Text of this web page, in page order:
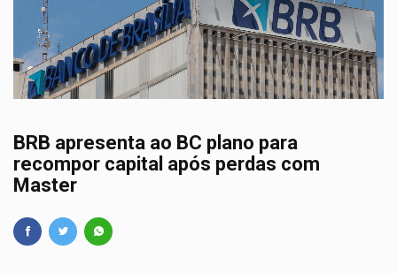
BRB apresenta ao BC plano para
recompor capital após perdas com
Master